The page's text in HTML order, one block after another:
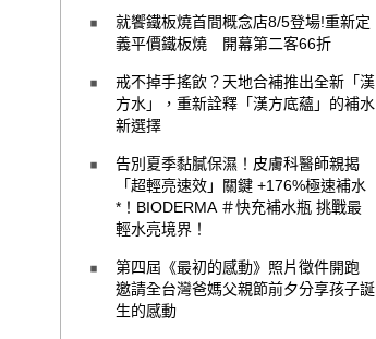
就饗鐵板燒首間概念店8/5登場!重新定
義平價鐵板燒 開幕第二客66折
戒不掉手搖飲？天地合補推出全新「漢
方水」，重新詮釋「漢方底蘊」的補水
新選擇
告別夏季黏膩保濕！皮膚科醫師親揭
「超輕亮速效」關鍵 +176%極速補水
*！BIODERMA ＃快充補水瓶 挑戰最
輕水亮境界！
第四屆《最初的感動》照片徵件開跑
邀請全台灣爸媽父親節前夕分享孩子誕
生的感動